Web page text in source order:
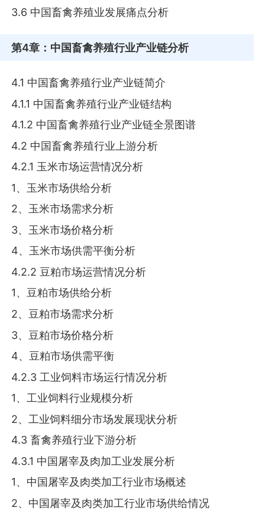
3.6 中国畜禽养殖业发展痛点分析
第4章 ：中国畜禽养殖行业产业链分析
4.1 中国畜禽养殖行业产业链简介
4.1.1 中国畜禽养殖行业产业链结构
4.1.2 中国畜禽养殖行业产业链全景图谱
4.2 中国畜禽养殖行业上游分析
4.2.1 玉米市场运营情况分析
1、玉米市场供给分析
2、玉米市场需求分析
3、玉米市场价格分析
4、玉米市场供需平衡分析
4.2.2 豆粕市场运营情况分析
1、豆粕市场供给分析
2、豆粕市场需求分析
3、豆粕市场价格分析
4、豆粕市场供需平衡
4.2.3 工业饲料市场运行情况分析
1、工业饲料行业规模分析
2、工业饲料细分市场发展现状分析
4.3 畜禽养殖行业下游分析
4.3.1 中国屠宰及肉加工业发展分析
1、中国屠宰及肉类加工行业市场概述
2、中国屠宰及肉类加工行业市场供给情况